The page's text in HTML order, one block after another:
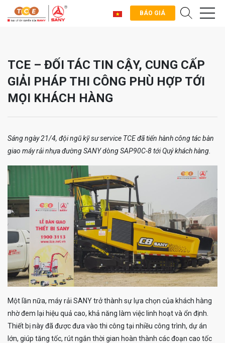
BÁO GIÁ
TCE – ĐỐI TÁC TIN CẬY, CUNG CẤP
GIẢI PHÁP THI CÔNG PHÙ HỢP TỚI
MỌI KHÁCH HÀNG
Sáng ngày 21/4, đội ngũ kỹ sư service TCE đã tiến hành công tác bàn
giao máy rải nhựa đường SANY dòng SAP90C-8 tới Quý khách hàng.
Một lần nữa, máy rải SANY trở thành sự lựa chọn của khách hàng
nhờ đem lại hiệu quả cao, khả năng làm việc linh hoạt và ổn định.
Thiết bị này đã được đưa vào thi công tại nhiều công trình, dự án
lớn, giúp tăng tốc, rút ngắn thời gian hoàn thành các đoạn cao tốc